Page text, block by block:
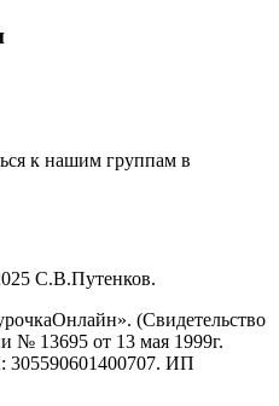
к нашим группам в
С.В.Путенков.
(Свидетельство
№ 13695 от 13 мая 1999г.
ИП